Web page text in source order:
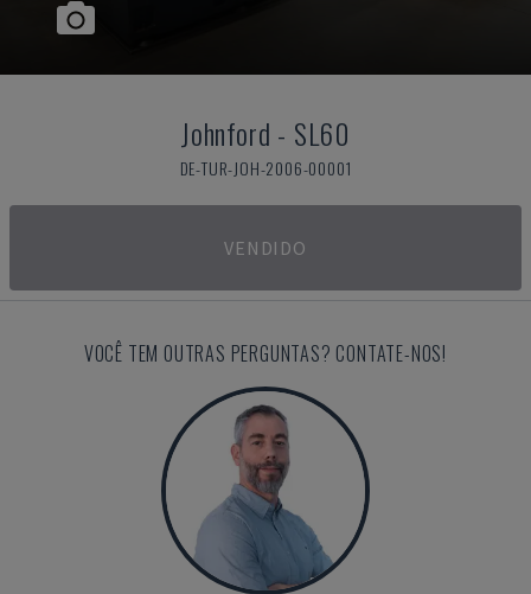
Johnford - SL60
DE-TUR-JOH-2006-00001
VENDIDO
VOCÊ TEM OUTRAS PERGUNTAS? CONTATE-NOS!